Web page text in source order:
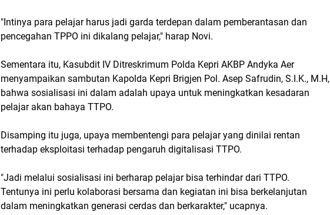
"Intinya para pelajar harus jadi garda terdepan dalam pemberantasan dan
pencegahan TPPO ini dikalang pelajar," harap Novi.
Sementara itu, Kasubdit IV Ditreskrimum Polda Kepri AKBP Andyka Aer
menyampaikan sambutan Kapolda Kepri Brigjen Pol. Asep Safrudin, S.I.K., M.H,
bahwa sosialisasi ini dalam adalah upaya untuk meningkatkan kesadaran
pelajar akan bahaya TTPO.
Disamping itu juga, upaya membentengi para pelajar yang dinilai rentan
terhadap eksploitasi terhadap pengaruh digitalisasi TTPO.
"Jadi melalui sosialisasi ini berharap pelajar bisa terhindar dari TTPO.
Tentunya ini perlu kolaborasi bersama dan kegiatan ini bisa berkelanjutan
dalam meningkatkan generasi cerdas dan berkarakter," ucapnya.